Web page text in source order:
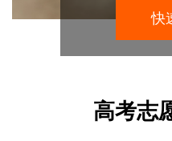
快
高考志